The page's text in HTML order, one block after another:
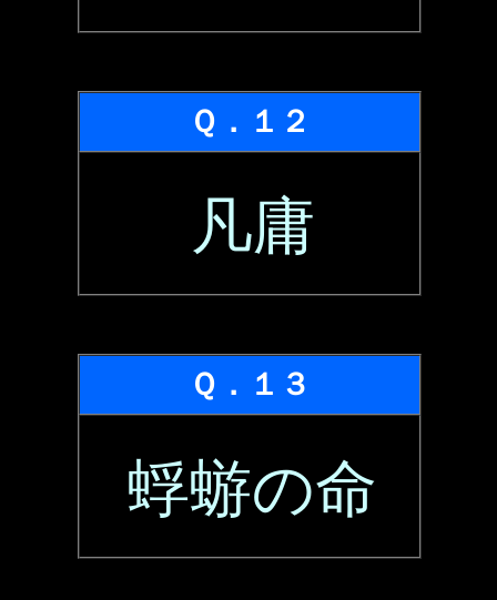
Ｑ．１２
凡庸
Ｑ．１３
蜉蝣の命